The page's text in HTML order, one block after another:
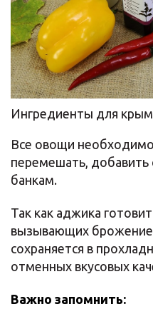
Ингредиенты для
Все овощи
перемешать, добавить
банкам.
Так как аджика
вызывающих
сохраняется в
отменных вкусовых
Важно запомнить: